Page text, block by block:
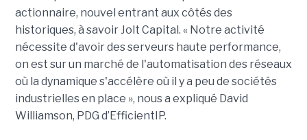
actionnaire, nouvel entrant aux côtés des
historiques, à savoir Jolt Capital. « Notre activité
nécessite d'avoir des serveurs haute performance,
on est sur un marché de l'automatisation des réseaux
où la dynamique s'accélère où il y a peu de sociétés
industrielles en place », nous a expliqué David
Williamson, PDG d’EfficientIP.